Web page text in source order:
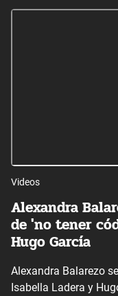
Videos
Alexandra
de 'no tener
Hugo García
Alexandra Balarezo
Isabella Ladera y